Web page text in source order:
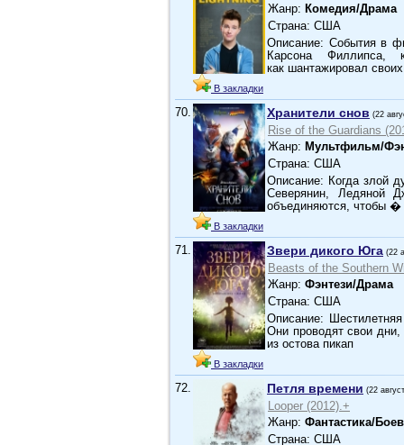
В закладки
Жанр: Комедия/Драма
Страна: США
Описание: События в
Карсона Филлипса,
как шантажировал
70.
В закладки
Хранители снов (22
Rise of the Guardians
Жанр: Мультфильм/
Страна: США
Описание: Когда злой
Северянин, Ледяной
объединяются, чтобы �
71.
В закладки
Звери дикого Юга (22
Beasts of the Southern
Жанр: Фэнтези/Драма
Страна: США
Описание:
Они проводят свои
из остова пикап
72. Петля времени (22
Looper (2012).+
Жанр: Фантастика/
Страна: США